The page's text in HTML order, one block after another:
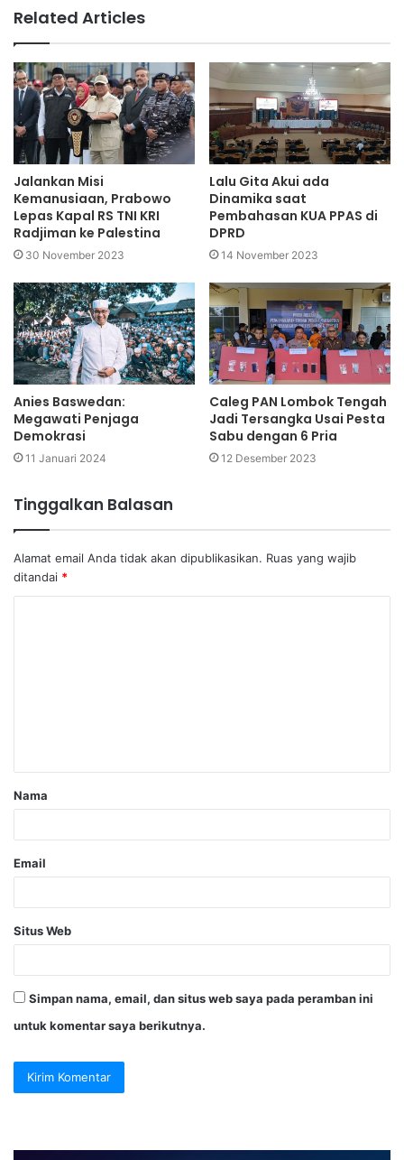
Related Articles
Jalankan Misi
Kemanusiaan, Prabowo
Lepas Kapal RS TNI KRI
Radjiman ke Palestina
30 November 2023
Lalu Gita Akui ada
Dinamika saat
Pembahasan KUA PPAS di
DPRD
14 November 2023
Anies Baswedan:
Megawati Penjaga
Demokrasi
11 Januari 2024
Caleg PAN Lombok Tengah
Jadi Tersangka Usai Pesta
Sabu dengan 6 Pria
12 Desember 2023
Tinggalkan Balasan
Alamat email Anda tidak akan dipublikasikan. Ruas yang wajib
ditandai *
Nama
Email
Situs Web
Simpan nama, email, dan situs web saya pada peramban ini
untuk komentar saya berikutnya.